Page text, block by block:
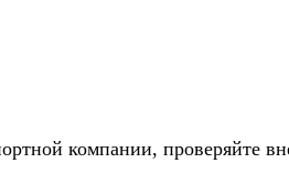
компании, проверяйте